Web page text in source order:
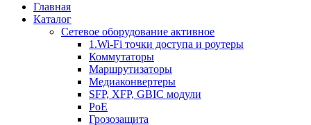
Главная
Каталог
Сетевое оборудование активное
1.Wi-Fi точки доступа и роутеры
Коммутаторы
Маршрутизаторы
Медиаконвертеры
SFP, XFP, GBIC модули
PoE
Грозозащита